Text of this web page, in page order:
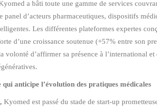
a bâti toute une gamme de services
panel d’acteurs pharmaceutiques, dispositifs
Les différentes plateformes expertes
d’une croissance soutenue (+57% entre son
volonté d’affirmer sa présence à l’international
anticipe l’évolution des pratiques médicales
Kyomed est passé du stade de start-up